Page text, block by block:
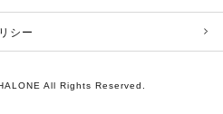
シー
All Rights Reserved.